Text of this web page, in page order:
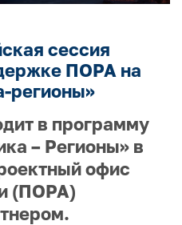
сессия
ПОРА на
регионы»
в программу
– Регионы» в
офис
(ПОРА)